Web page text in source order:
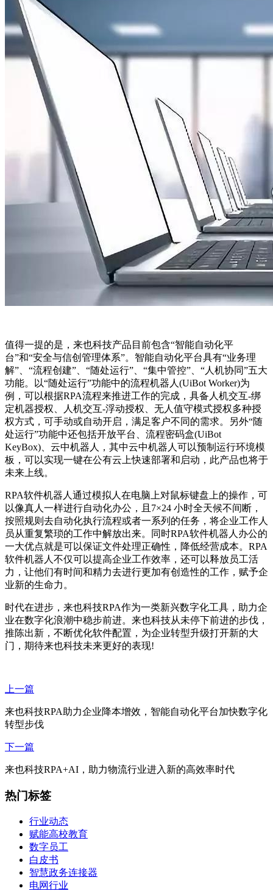
值得一提的是，来也科技产品目前包含“智能自动化平
台”和“安全与信创管理体系”。智能自动化平台具有“业务理
解”、“流程创建”、“随处运行”、“集中管控”、“人机协同”五大
功能。以“随处运行”功能中的流程机器人(UiBot Worker)为
例，可以根据RPA流程来推进工作的完成，具备人机交互-绑
定机器授权、人机交互-浮动授权、无人值守模式授权多种授
权方式，可手动或自动开启，满足客户不同的需求。另外“随
处运行”功能中还包括开放平台、流程密码盒(UiBot
KeyBox)、云中机器人，其中云中机器人可以预制运行环境模
板，可以实现一键在公有云上快速部署和启动，此产品也将于
未来上线。
RPA软件机器人通过模拟人在电脑上对鼠标键盘上的操作，可
以像真人一样进行自动化办公，且7×24 小时全天候不间断，
按照规则去自动化执行流程或者一系列的任务，将企业工作人
员从重复繁琐的工作中解放出来。同时RPA软件机器人办公的
一大优点就是可以保证文件处理正确性，降低经营成本。RPA
软件机器人不仅可以提高企业工作效率，还可以释放员工活
力，让他们有时间和精力去进行更加有创造性的工作，赋予企
业新的生命力。
时代在进步，来也科技RPA作为一类新兴数字化工具，助力企
业在数字化浪潮中稳步前进。来也科技从未停下前进的步伐，
推陈出新，不断优化软件配置，为企业转型升级打开新的大
门，期待来也科技未来更好的表现!
上一篇
来也科技RPA助力企业降本增效，智能自动化平台加快数字化
转型步伐
下一篇
来也科技RPA+AI，助力物流行业进入新的高效率时代
热门标签
行业动态
赋能高校教育
数字员工
白皮书
智慧政务连接器
电网行业